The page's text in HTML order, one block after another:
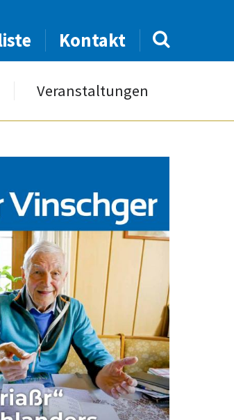
Kontakt
Veranstaltungen